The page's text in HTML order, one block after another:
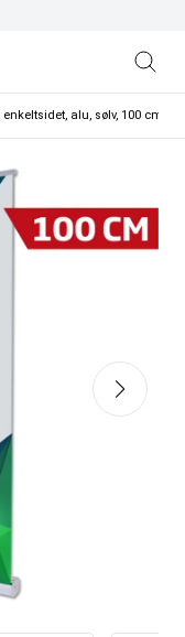
enkeltsidet, alu, sølv, 100 cm